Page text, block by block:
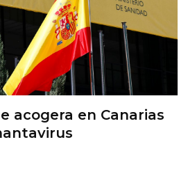
acogera en Canarias